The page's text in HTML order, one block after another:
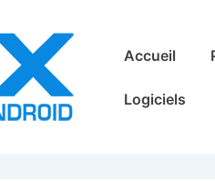
MainAccueil
Logiciels